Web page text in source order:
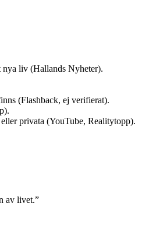
nya liv (Hallands Nyheter).
(Flashback, ej verifierat).
privata (YouTube, Realitytopp).
av livet.”